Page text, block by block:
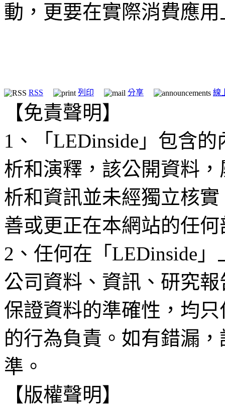
動，更要在實際消費應
RSS 列印 分享 線
【免責聲明】
1、「LEDinside」包含
析和演釋，該公開資料
析和資訊並未經獨立核
善或更正在本網站的任
2、任何在「LEDinside
公司資料、資訊、研究
保證資料的準確性，均
的行為負責。如有錯漏
準。
【版權聲明】